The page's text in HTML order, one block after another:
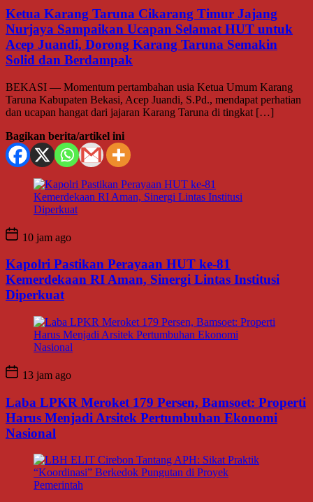
Ketua Karang Taruna Cikarang Timur Jajang
Nurjaya Sampaikan Ucapan Selamat HUT untuk
Acep Juandi, Dorong Karang Taruna Semakin
Solid dan Berdampak
BEKASI — Momentum pertambahan usia Ketua Umum Karang
Taruna Kabupaten Bekasi, Acep Juandi, S.Pd., mendapat perhatian
dan ucapan hangat dari jajaran Karang Taruna di tingkat […]
Bagikan berita/artikel ini
10 jam ago
Kapolri Pastikan Perayaan HUT ke-81
Kemerdekaan RI Aman, Sinergi Lintas Institusi
Diperkuat
13 jam ago
Laba LPKR Meroket 179 Persen, Bamsoet: Properti
Harus Menjadi Arsitek Pertumbuhan Ekonomi
Nasional